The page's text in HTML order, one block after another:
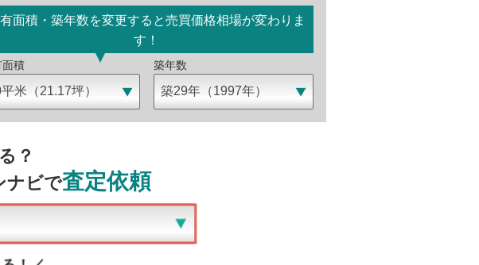
面積・築年数を変更すると売買価格相場が変わりま
す！
面積 築年数
？
ナビで査定依頼